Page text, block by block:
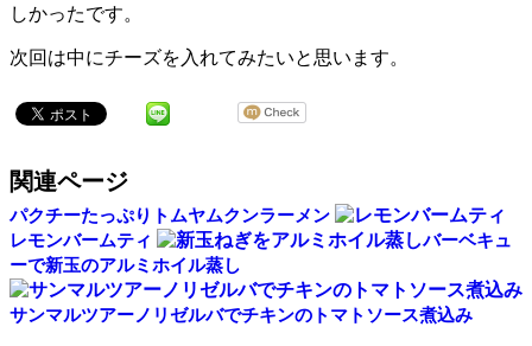
しかったです。
次回は中にチーズを入れてみたいと思います。
関連ページ
パクチーたっぷりトムヤムクンラーメン
レモンバームティ
バーベキュ
ーで新玉のアルミホイル蒸し
サンマルツアーノリゼルバでチキンのトマトソース煮込み